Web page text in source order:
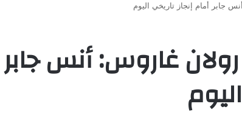
جابر أمام إنجاز تاريخي اليوم
غاروس: أنس جابر